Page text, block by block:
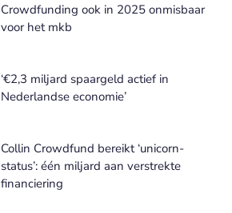
Crowdfunding ook in 2025 onmisbaar
voor het mkb
‘€2,3 miljard spaargeld actief in
Nederlandse economie’
Collin Crowdfund bereikt ‘unicorn-
status’: één miljard aan verstrekte
financiering